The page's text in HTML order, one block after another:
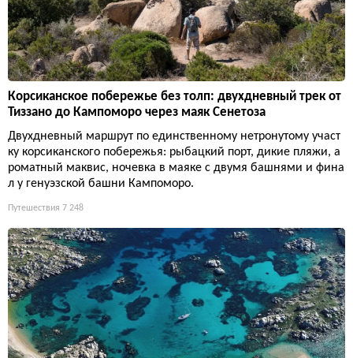
Корсиканское побережье без толп: двухдневный трек от
Тиззано до Кампоморо через маяк Сенетоза
Двухдневный маршрут по единственному нетронутому участ
ку корсиканского побережья: рыбацкий порт, дикие пляжи, а
роматный маквис, ночевка в маяке с двумя башнями и фина
л у генуэзской башни Кампоморо.
Путешествия 7 248